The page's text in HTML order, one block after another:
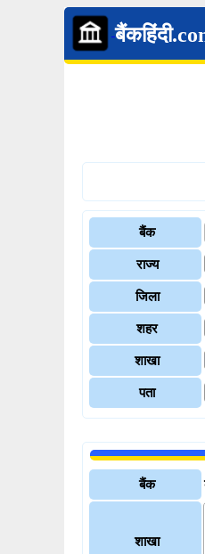
बैंक
राज्य
जिला
शहर
शाखा
पता
बैंक
शाखा